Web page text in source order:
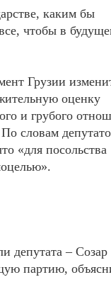
каким бы
чтобы в
Грузии
оценку
и грубого
словам
«для посольства
депутата – Созар
партию,